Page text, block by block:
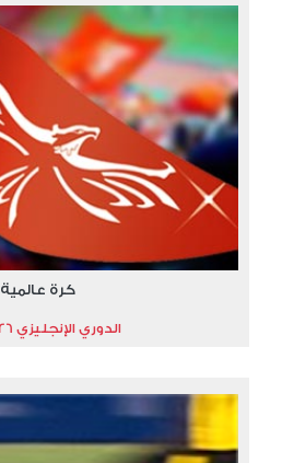
كرة عالمية
الدوري الإنجليزي 2025/2026